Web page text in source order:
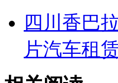
四川香巴
片汽车租